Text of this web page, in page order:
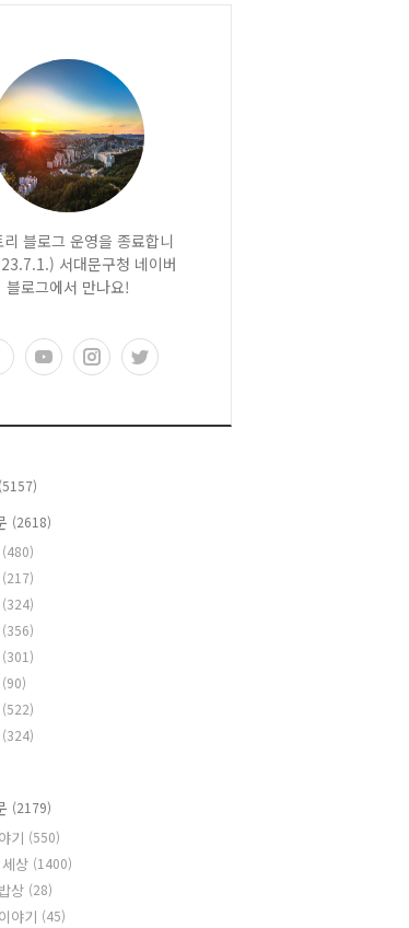
리 블로그 운영을 종료합니
서대문구청 네이버
블로그에서 만나요!
(5157)
(2618)
(480)
(217)
(324)
(356)
(301)
(90)
(522)
(324)
(2179)
기 (550)
상 (1400)
상 (28)
야기 (45)